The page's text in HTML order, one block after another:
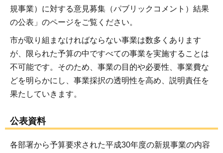
規事業）に対する意見募集（パブリックコメント）結果
の公表」のページをご覧ください。
市が取り組まなければならない事業は数多くあります
が、限られた予算の中ですべての事業を実施することは
不可能です。そのため、事業の目的や必要性、事業費な
どを明らかにし、事業採択の透明性を高め、説明責任を
果たしていきます。
公表資料
各部署から予算要求された平成30年度の新規事業の内容